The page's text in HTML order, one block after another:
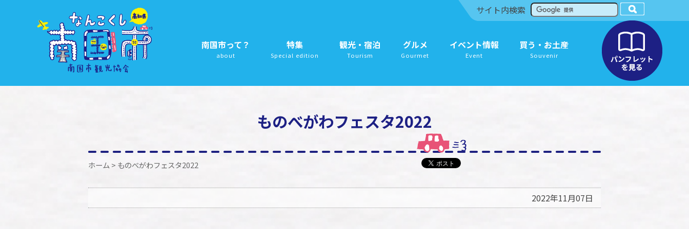
サイト内検索
南国市って？
about
特集
Special edition
観光・宿泊
Tourism
グルメ
Gourmet
イベント情報
Event
買う・お土産
Souvenir
ものべがわフェスタ2022
ホーム > ものべがわフェスタ2022
2022年11月07日